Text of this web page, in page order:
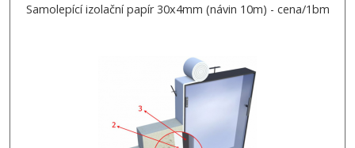
Samolepící izolační papír 30x4mm (návin 10m) - cena/1bm